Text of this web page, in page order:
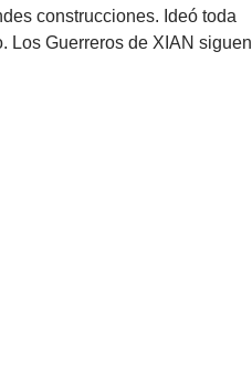
construcciones. Ideó toda
Los Guerreros de XIAN siguen